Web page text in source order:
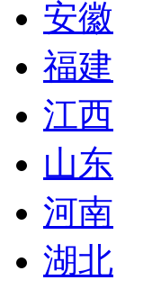
安徽
福建
江西
山东
河南
湖北